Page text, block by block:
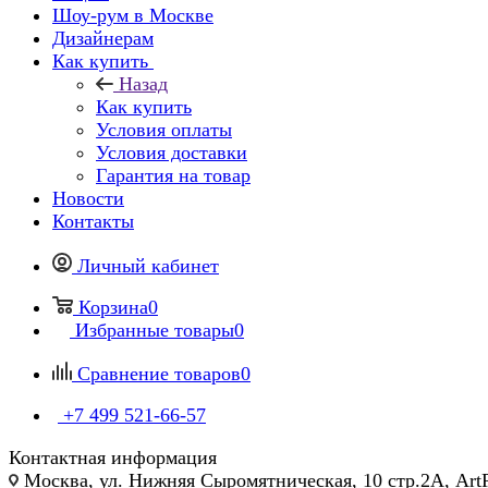
Шоу-рум в Москве
Дизайнерам
Как купить
Назад
Как купить
Условия оплаты
Условия доставки
Гарантия на товар
Новости
Контакты
Личный кабинет
Корзина0
Избранные товары0
Сравнение товаров0
+7 499 521-66-57
Контактная информация
Москва, ул. Нижняя Сыромятническая, 10 стр.2А,